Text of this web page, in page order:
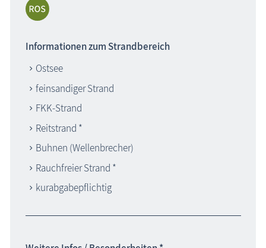
Informationen zum Strandbereich
Ostsee
feinsandiger Strand
FKK-Strand
Reitstrand *
Buhnen (Wellenbrecher)
Rauchfreier Strand *
kurabgabepflichtig